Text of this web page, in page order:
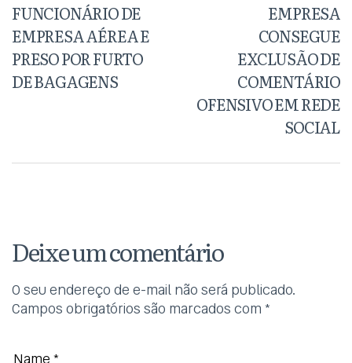
FUNCIONÁRIO DE
EMPRESA AÉREA E
PRESO POR FURTO
DE BAGAGENS
EMPRESA
CONSEGUE
EXCLUSÃO DE
COMENTÁRIO
OFENSIVO EM REDE
SOCIAL
Deixe um comentário
O seu endereço de e-mail não será publicado.
Campos obrigatórios são marcados com *